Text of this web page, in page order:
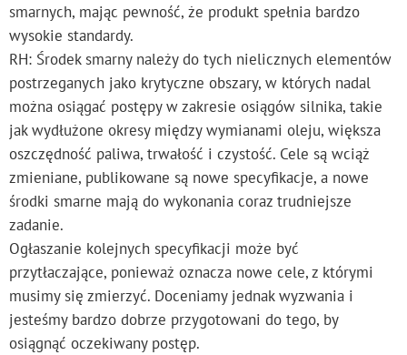
smarnych, mając pewność, że produkt spełnia bardzo
wysokie standardy.
RH: Środek smarny należy do tych nielicznych elementów
postrzeganych jako krytyczne obszary, w których nadal
można osiągać postępy w zakresie osiągów silnika, takie
jak wydłużone okresy między wymianami oleju, większa
oszczędność paliwa, trwałość i czystość. Cele są wciąż
zmieniane, publikowane są nowe specyfikacje, a nowe
środki smarne mają do wykonania coraz trudniejsze
zadanie.
Ogłaszanie kolejnych specyfikacji może być
przytłaczające, ponieważ oznacza nowe cele, z którymi
musimy się zmierzyć. Doceniamy jednak wyzwania i
jesteśmy bardzo dobrze przygotowani do tego, by
osiągnąć oczekiwany postęp.